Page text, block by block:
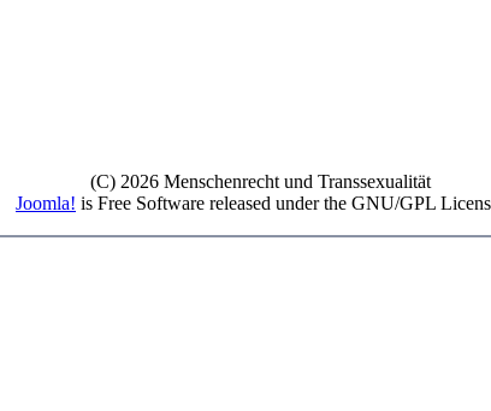
(C) 2026 Menschenrecht und Transsexualität
Joomla! is Free Software released under the GNU/GPL